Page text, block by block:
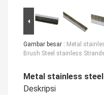
Gambar besar : Metal
Brush Steel stainless
Metal stainless
Deskripsi